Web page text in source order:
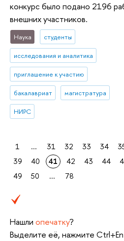
конкурс было подано 2196
внешних участников.
Наука студенты
исследования и аналитика
приглашение к участию
бакалавриат магистратура
НИРС
1 ... 31 32 33 34
39
40 41 42 43 44
49
50 ... 78
Нашли опечатку?
Выделите её, нажмите